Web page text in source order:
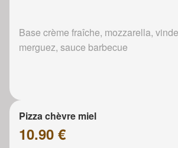
Base crème fraîche, mozzarella,
merguez, sauce barbecue
Pizza chèvre miel
10.90 €